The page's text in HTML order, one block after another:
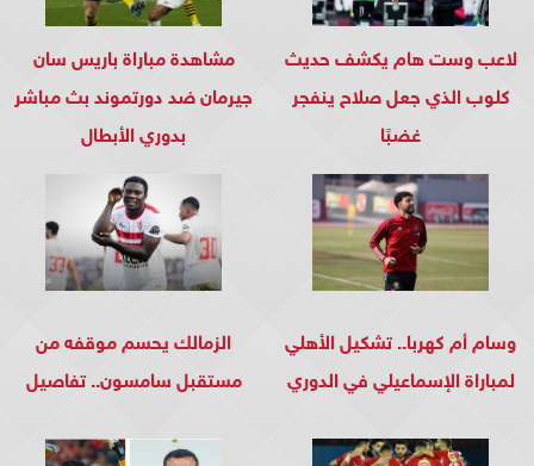
لاعب وست هام يكشف حديث
كلوب الذي جعل صلاح ينفجر
غضبًا
مشاهدة مباراة باريس سان
جيرمان ضد دورتموند بث مباشر
بدوري الأبطال
وسام أم كهربا.. تشكيل الأهلي
لمباراة الإسماعيلي في الدوري
الزمالك يحسم موقفه من
مستقبل سامسون.. تفاصيل